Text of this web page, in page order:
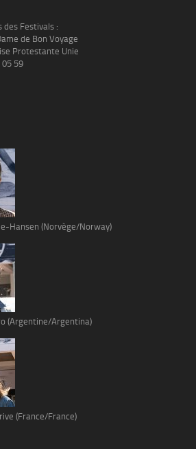
des Festivals :
de Bon Voyage
Protestante Unie
05 59
Hansen (Norvège/Norway)
(Argentine/Argentina)
(France/France)